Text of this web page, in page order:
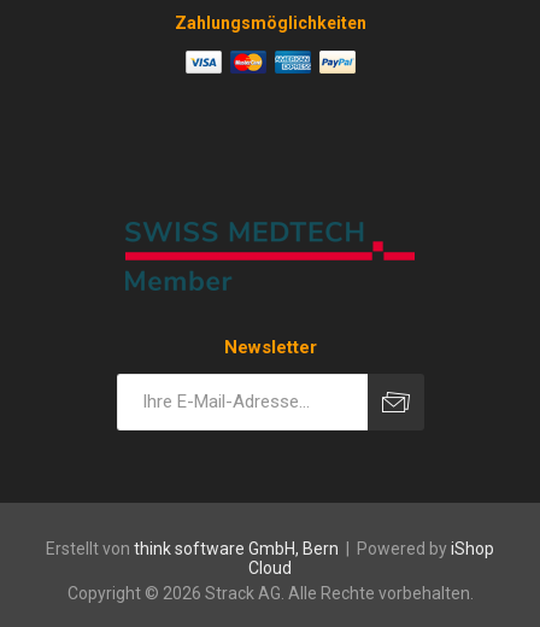
Zahlungsmöglichkeiten
Newsletter
Erstellt von think software GmbH, Bern | Powered byiShop
Cloud
Copyright © 2026 Strack AG. Alle Rechte vorbehalten.